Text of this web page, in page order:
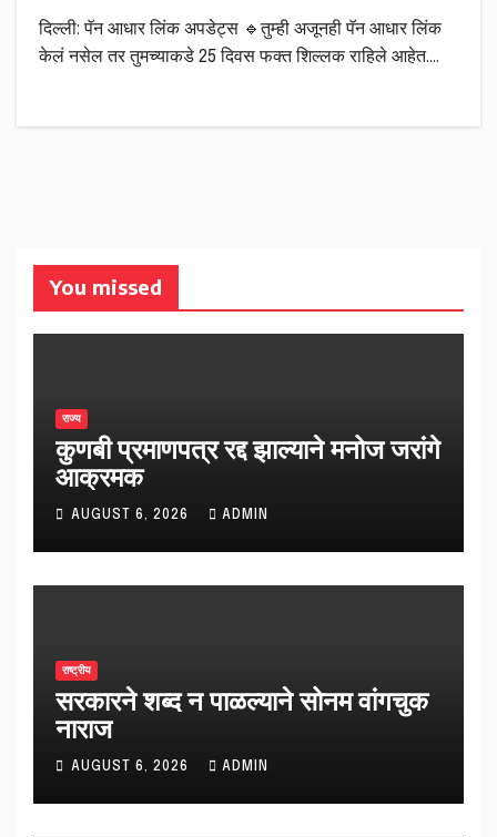
दिल्ली: पॅन आधार लिंक अपडेट्स 🔹तुम्ही अजूनही पॅन आधार लिंक
केलं नसेल तर तुमच्याकडे 25 दिवस फक्त शिल्लक राहिले आहेत.…
You missed
राज्य
कुणबी प्रमाणपत्र रद्द झाल्याने मनोज जरांगे
आक्रमक
AUGUST 6, 2026 ADMIN
राष्ट्रीय
सरकारने शब्द न पाळल्याने सोनम वांगचुक
नाराज
AUGUST 6, 2026 ADMIN